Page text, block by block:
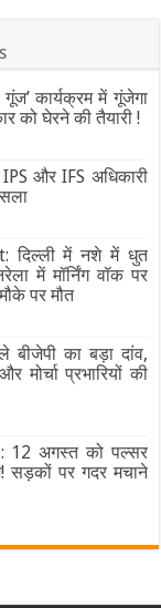
गूंज’ कार्यक्रम में गूंजेगा
को घेरने की तैयारी !
और IFS अधिकारी
दिल्ली में नशे में धुत
में मॉर्निंग वॉक पर
पर मौत
का बड़ा दांव,
प्रभारियों की
12 अगस्त को पल्सर
सड़कों पर गदर मचाने